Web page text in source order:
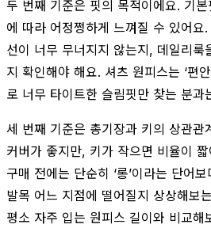
두 번째 기준은 핏의 목적이에요. 기
에 따라 어정쩡하게 느껴질 수 있어요
선이 너무 무너지지 않는지, 데일리룩
지 확인해야 해요. 셔츠 원피스는 ‘편
로 너무 타이트한 슬림핏만 찾는 분과
세 번째 기준은 총기장과 키의 상관관
커버가 좋지만, 키가 작으면 비율이
구매 전에는 단순히 ‘롱’이라는 단어
발목 어느 지점에 떨어질지 상상해보
평소 자주 입는 원피스 길이와 비교해